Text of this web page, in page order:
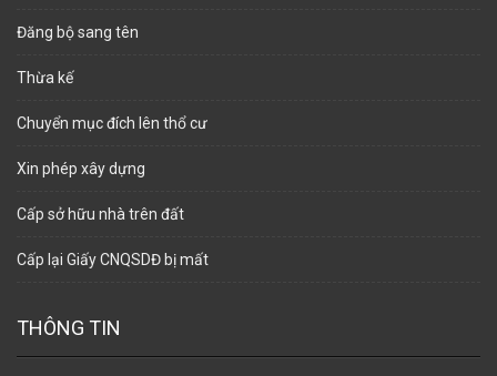
Đăng bộ sang tên
Thừa kế
Chuyển mục đích lên thổ cư
Xin phép xây dựng
Cấp sở hữu nhà trên đất
Cấp lại Giấy CNQSDĐ bị mất
THÔNG TIN